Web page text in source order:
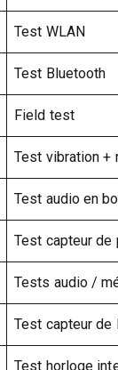
Test WLAN
Test Bluetooth
Field test
Test vibration +
Test audio en
Test capteur de
Tests audio /
Test capteur de
Test horloge